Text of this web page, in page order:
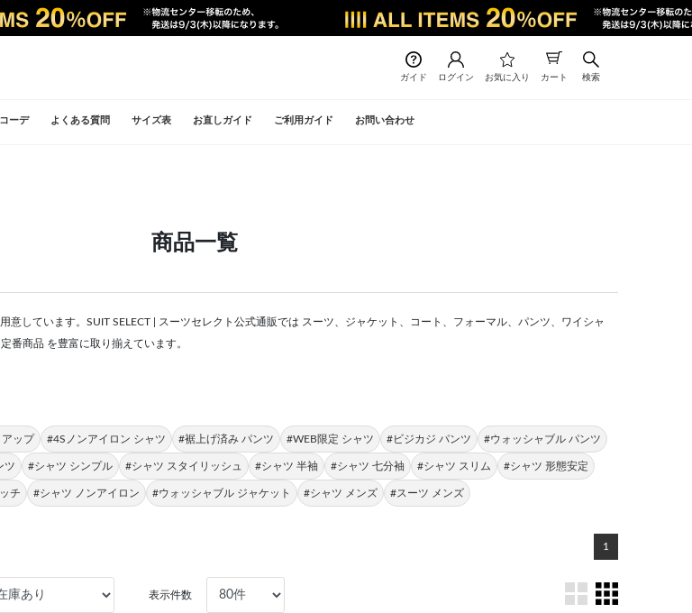
ガイド ログイン お気に入り カート 検索
ーデ よくある質問 サイズ表 お直しガイド ご利用ガイド お問い合わせ
商品一覧
意しています。SUIT SELECT | スーツセレクト公式通販では スーツ、ジャケット、コート、フォーマル、パンツ、ワイシャ
番商品 を豊富に取り揃えています。
アップ #4Sノンアイロン シャツ #裾上げ済み パンツ #WEB限定 シャツ #ビジカジ パンツ #ウォッシャブル パンツ
ツ #シャツ シンプル #シャツ スタイリッシュ #シャツ 半袖 #シャツ 七分袖 #シャツ スリム #シャツ 形態安定
チ #シャツ ノンアイロン #ウォッシャブル ジャケット #シャツ メンズ #スーツ メンズ
1
表示件数